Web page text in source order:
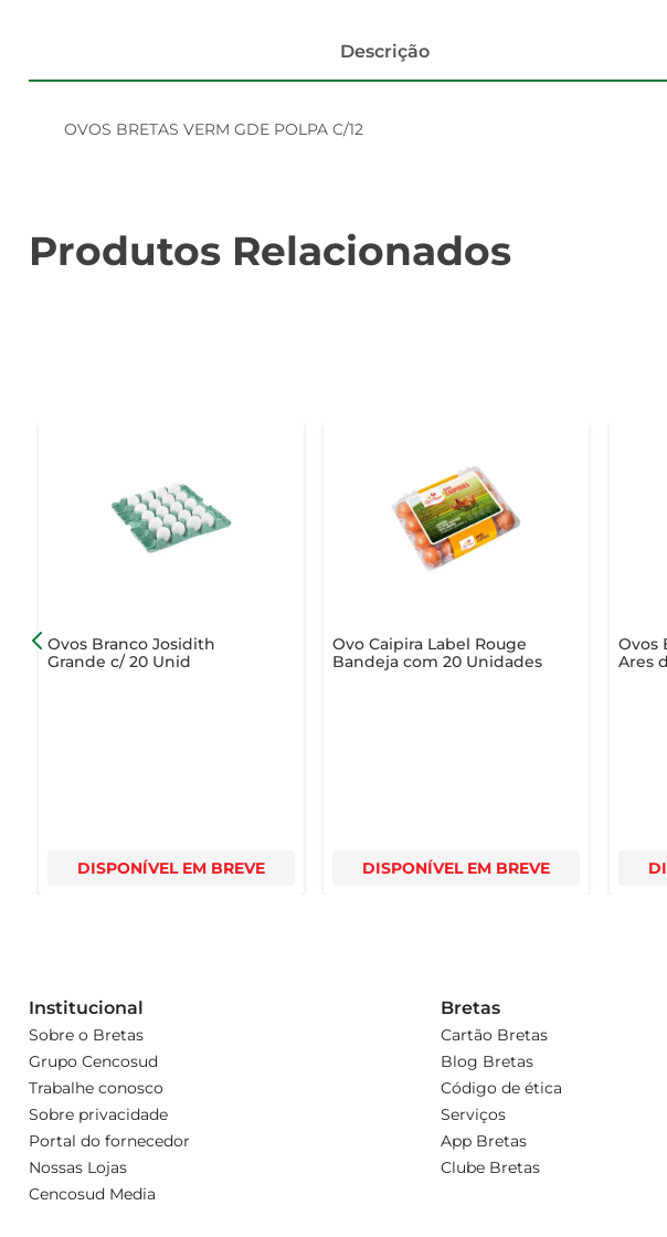
Descrição
OVOS BRETAS VERM GDE POLPA C/12
Produtos Relacionados
Ovos Branco Josidith
Grande c/ 20 Unid
DISPONÍVEL EM BREVE
Ovo Caipira Label Rouge
Bandeja com 20 Unidades
DISPONÍVEL EM BREVE
Ovos
Ares
Institucional
Sobre o Bretas
Grupo Cencosud
Trabalhe conosco
Sobre privacidade
Portal do fornecedor
Nossas Lojas
Cencosud Media
Bretas
Cartão Bretas
Blog Bretas
Código de ética
Serviços
App Bretas
Clube Bretas